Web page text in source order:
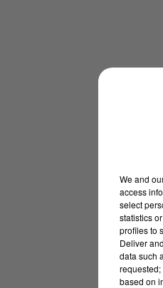
We and
access
select
statistics
profiles to
Deliver
data such
based on